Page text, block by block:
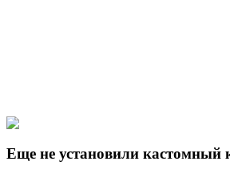
Титан
Еще не установили кастомный